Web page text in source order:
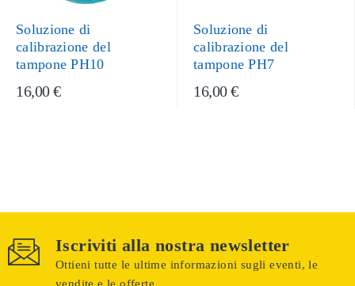
Soluzione di
calibrazione del
tampone PH10
16,00 €
Soluzione di
calibrazione del
tampone PH7
16,00 €
Iscriviti alla nostra newsletter
Ottieni tutte le ultime informazioni sugli eventi, le